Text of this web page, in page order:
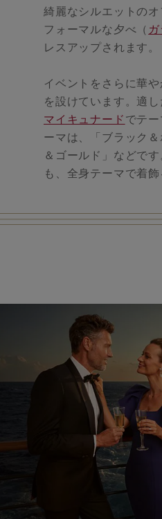
綺麗なシルエットの
フォーマルな夕べ（
レスアップされます。
イベントをさらに華
を設けています。適
マイキュナード でテ
ーマは、「ブラック
＆ゴールド」などで
も、全身テーマで着